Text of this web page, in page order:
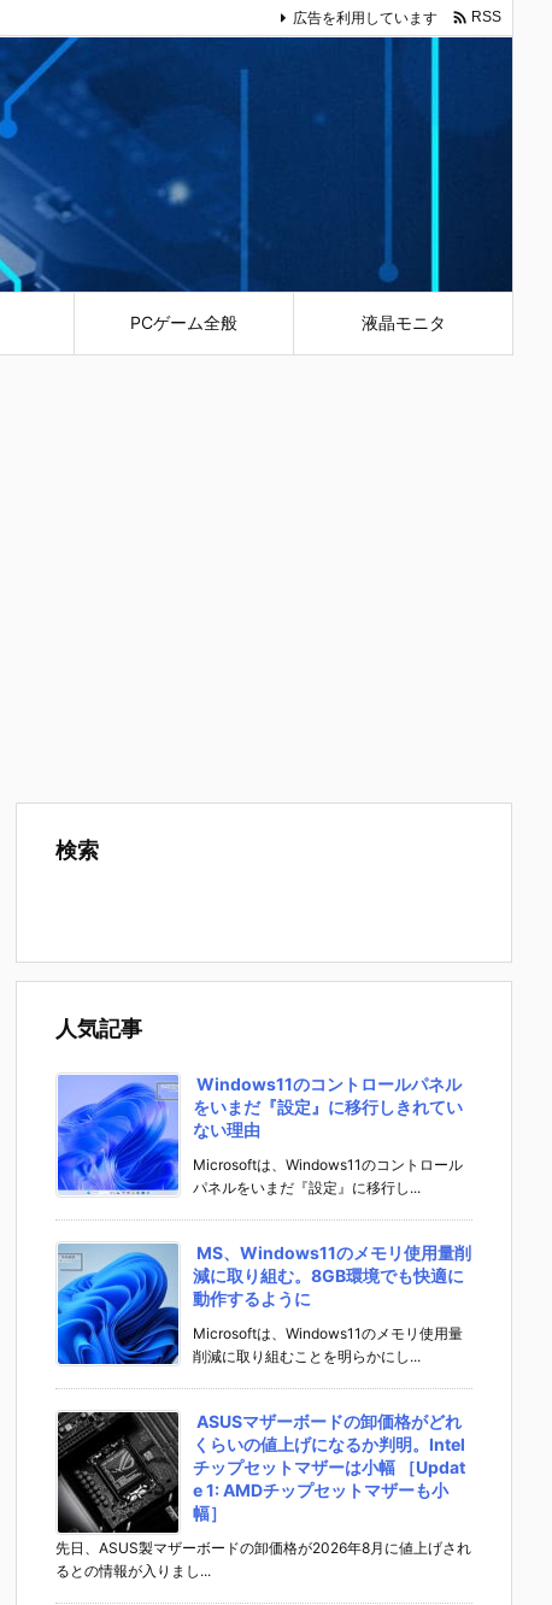
PCゲーム全般 液晶モニタ
広告を利用しています  RSS
検索
人気記事
Windows11のコントロールパネル
をいまだ『設定』に移行しきれてい
ない理由
Microsoftは、Windows11のコントロール
パネルをいまだ『設定』に移行し...
MS、Windows11のメモリ使用量削
減に取り組む。8GB環境でも快適に
動作するように
Microsoftは、Windows11のメモリ使用量
削減に取り組むことを明らかにし...
ASUSマザーボードの卸価格がどれ
くらいの値上げになるか判明。Intel
チップセットマザーは小幅 ［Updat
e 1: AMDチップセットマザーも小
幅］
先日、ASUS製マザーボードの卸価格が2026年8月に値上げされ
るとの情報が入りまし...